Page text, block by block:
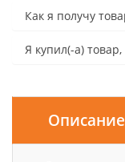
Как я получу
Я купил(-а)
Описание